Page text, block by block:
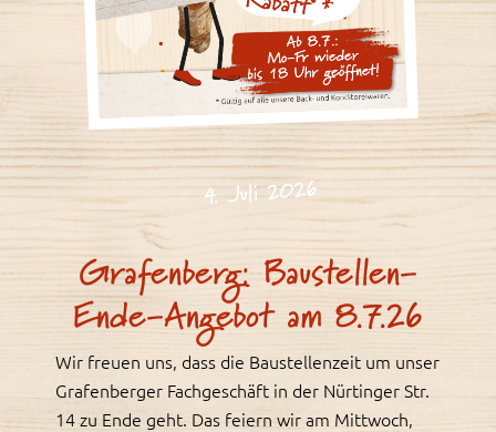
4. Juli 2026
Grafenberg: Baustellen-
Ende-Angebot am 8.7.26
Wir freuen uns, dass die Baustellenzeit um unser
Grafenberger Fachgeschäft in der Nürtinger Str.
14 zu Ende geht. Das feiern wir am Mittwoch,